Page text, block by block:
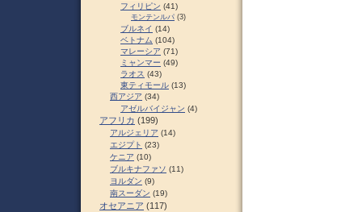
フィリピン (41)
モンテンルパ (3)
ブルネイ (14)
ベトナム (104)
マレーシア (71)
ミャンマー (49)
ラオス (43)
東ティモール (13)
西アジア (34)
アゼルバイジャン (4)
アフリカ (199)
アルジェリア (14)
エジプト (23)
ケニア (10)
ブルキナファソ (11)
ヨルダン (9)
南スーダン (19)
オセアニア (117)